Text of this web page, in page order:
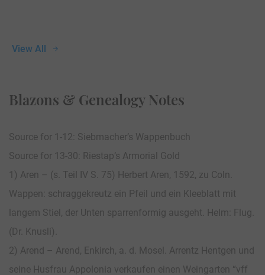
View All
Blazons & Genealogy Notes
Source for 1-12: Siebmacher’s Wappenbuch
Source for 13-30: Riestap’s Armorial Gold
1) Aren – (s. Teil IV S. 75) Herbert Aren, 1592, zu Coln.
Wappen: schraggekreutz ein Pfeil und ein Kleeblatt mit
langem Stiel, der Unten sparrenformig ausgeht. Helm: Flug.
(Dr. Knusli).
2) Arend – Arend, Enkirch, a. d. Mosel. Arrentz Hentgen und
seine Husfrau Appolonia verkaufen einen Weingarten “vff